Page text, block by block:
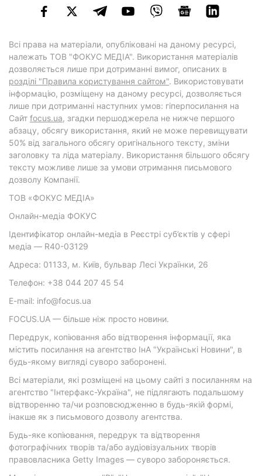
Всі права на матеріали, опубліковані на даному ресурсі,
належать ТОВ "ФОКУС МЕДІА". Використання матеріалів
дозволяється лише при дотриманні вимог, описаних в
розділі "Правила користування сайтом". Використовувати
інформацію, розміщену на даному ресурсі, дозволяється
лише при дотриманні наступних умов: гіперпосилання на
Cайт focus.ua, згадки першоджерела не нижче першого
абзацу, обсягу використання, який не може перевищувати
50% від загального обсягу оригінального тексту, зміни
заголовку та ліда матеріалу. Використання більшого обсягу
тексту можливе лише за умови отримання письмового
дозволу Компанії.
ТОВ «ФОКУС МЕДІА»
Онлайн-медіа ФОКУС
Ідентифікатор онлайн-медіа в Реєстрі суб’єктів у сфері
медіа — R40-03129
Адреса: 01133, м. Київ, бульвар Лесі Українки, 26
Телефон: +38 044 207 45 54
E-mail: info@focus.ua
FOCUS.UA — більше ніж просто новини.
Передрук, копіювання або відтворення інформації, яка
містить посилання на агентство ІнА "Українські Новини", в
будь-якому вигляді суворо заборонені.
Всі матеріали, які розміщені на цьому сайті з посиланням на
агентство "Інтерфакс-Україна", не підлягають подальшому
відтворенню та/чи розповсюдженню в будь-якій формі,
інакше як з письмового дозволу агентства.
Будь-яке копіювання, передрук та відтворення
фотографічних творів та/або аудіовізуальних творів
правовласника Getty Images — суворо забороняється.